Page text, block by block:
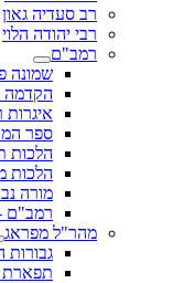
רב סעדיה גאון
רבי יהודה הלוי
רמב"ם
שמונה
הקדמה
ספר
הלכות
הלכות
מורה
רמב"ם
מהר"ל מפראג
גבורות
תפארת